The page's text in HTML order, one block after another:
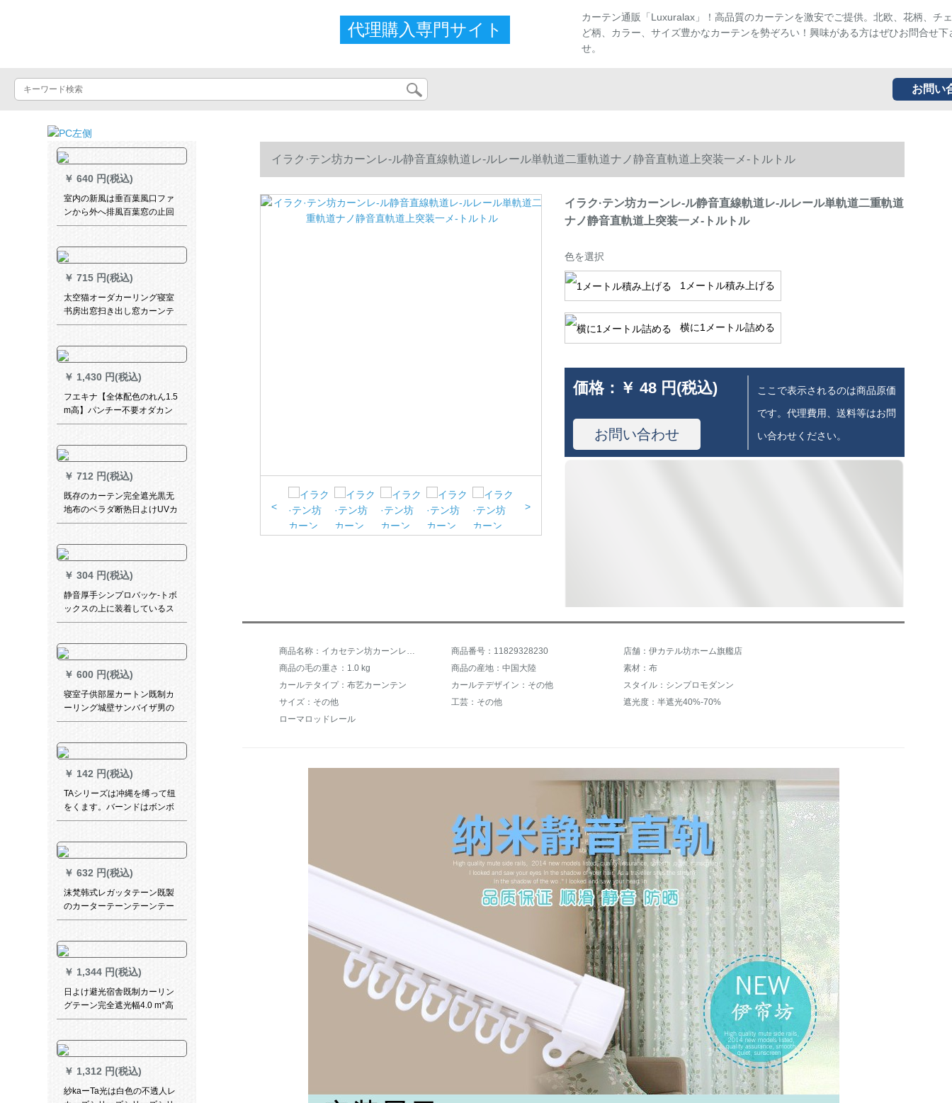
代理購入専門サイト
カーテン通販「Luxuralax」！高品質のカーテンを激安でご提供。北欧、花柄、チ
ど柄、カラー、サイズ豊かなカーテンを勢ぞろい！興味がある方はぜひお問合せ下
せ。
お問い
￥ 640 円(税込)
室内の新風は垂百葉風口ファ
ンから外へ排風百葉窓の止回
式アルミオンダカン外
ドです。
￥ 715 円(税込)
太空猫オーダカーリング寝室
书房出窓扫き出し窓カーンテ
ープ-2976-花色1ミオウカーン
￥ 1,430 円(税込)
フエキナ【全体配色のれん1.5
m高】パンチー不要オダカン
のレイン既製カーン遮光蚊よ
体配色-コーヒ色190 cm*高さ
150 cm
￥ 712 円(税込)
既存のカーテン完全遮光黒无
地布のベラダ断热日よけUVカ
ート光透過的なホタテコーヒ
2.7(断高备考)
￥ 304 円(税込)
静音厚手シンプロバッケ-トボ
ックスの上に装着しているス
ライドトラックの棒棒である
です。
￥ 600 円(税込)
寝室子供部屋カートン既制カ
ーリング城壁サンバイザ男の
子供の子完全遮光カーテッジ
ガラスUVカーリング平面窓1
号カラーフ1号カーラッテッ
ク・カーテッテック・カーテ
ッテ1枚*2.7枚高*1.5枚
￥ 142 円(税込)
TAシリーズは冲縄を缚って纽
をくます。バーンドはボンボ
ンをかける。流苏は穂を吊り
います。テトラーは灰色の青
ペア（1号）です。
￥ 632 円(税込)
沫梵韩式レガッタテーン既製
のカーターテーンテーンテー
ンンテーンンテーンンテーン
ィンドウの白いレガッタテー
ン2.8幅X 2.5メートル高X 1枚
（フック/穿棒通用）
￥ 1,344 円(税込)
日よけ避光宿舎既制カーリン
グテーン完全遮光幅4.0 m*高
さ2.5 m厚手完全遮光+広帯域
￥ 1,312 円(税込)
紗kaーTa光は白色の不透人レ
イラク·テン坊カーンレ-ル静音直線軌道レ-ルレール単軌道二重軌道ナノ静音直軌道上突装一メ-トルトル
< >
イラク·テン坊カーンレ-ル静音直線軌道レ-ルレール単軌道二重軌道
ナノ静音直軌道上突装一メ-トルトル
色を選択
1メートル積み上げる
横に1メートル詰める
価格： ￥ 48 円(税込)
お問い合わせ
ここで表示されるのは商品原価
です。代理費用、送料等はお問
い合わせください。
商品番号：11829328230
店舗：伊カテル坊ホーム旗艦店
商品の毛の重さ：1.0 kg
商品の産地：中国大陸
素材：布
カールテタイプ：布艺カーンテン
カールテデザイン：その他
スタイル：シンプロモダンン
サイズ：その他
工芸：その他
遮光度：半遮光40%-70%
ローマロッドレール